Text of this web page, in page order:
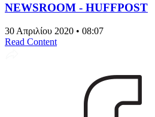
NEWSROOM - HUFFPOST
30 Απριλίου 2020 • 08:07
Read Content